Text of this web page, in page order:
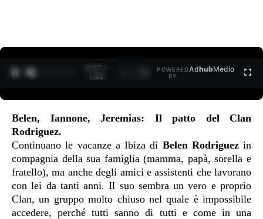
0:27 /
1:40
POWERED
BY
AdhubMedia
Belen, Iannone, Jeremias: Il patto del Clan
Rodriguez.
Continuano le vacanze a Ibiza di Belen Rodriguezin
compagnia della sua famiglia (mamma, papà, sorella e
fratello), ma anche degli amici e assistenti che lavorano
con lei da tanti anni. Il suo sembra un vero e proprio
Clan, un gruppo molto chiuso nel quale è impossibile
accedere, perché tutti sanno di tutti e come in una